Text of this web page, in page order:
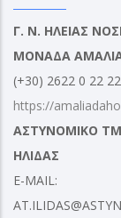
Γ. Ν. ΗΛΕΙΑΣ
ΜΟΝΑΔΑ
(+30) 2622 0 22
https://
ΑΣΤΥΝΟΜΙΚΟ
ΗΛΙΔΑΣ
E-MAIL: